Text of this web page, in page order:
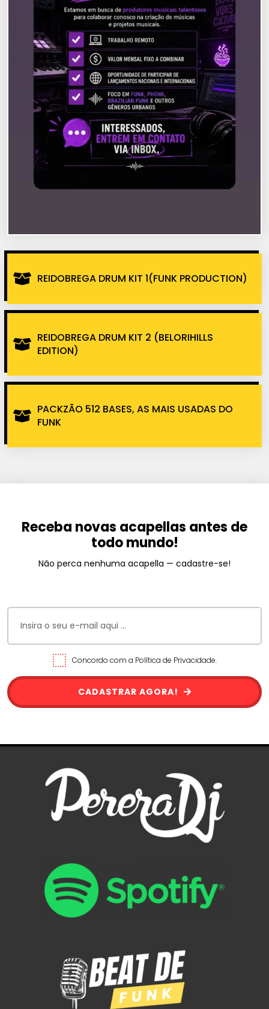
REIDOBREGA DRUM KIT 1(FUNK PRODUCTION)
REIDOBREGA DRUM KIT 2 (BELORIHILLS
EDITION)
PACKZÃO 512 BASES, AS MAIS USADAS DO
FUNK
Receba novas acapellas antes de
todo mundo!
Não perca nenhuma acapella — cadastre-se!
Concordo com a Política de Privacidade.
CADASTRAR AGORA!